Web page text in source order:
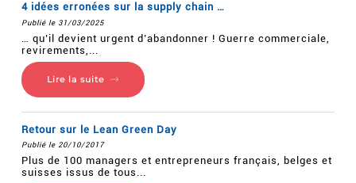
4 idées erronées sur la supply chain …
Publié le 31/03/2025
… qu’il devient urgent d’abandonner ! Guerre commerciale,
revirements,...
Lire la suite
Retour sur le Lean Green Day
Publié le 20/10/2017
Plus de 100 managers et entrepreneurs français, belges et
suisses issus de tous...